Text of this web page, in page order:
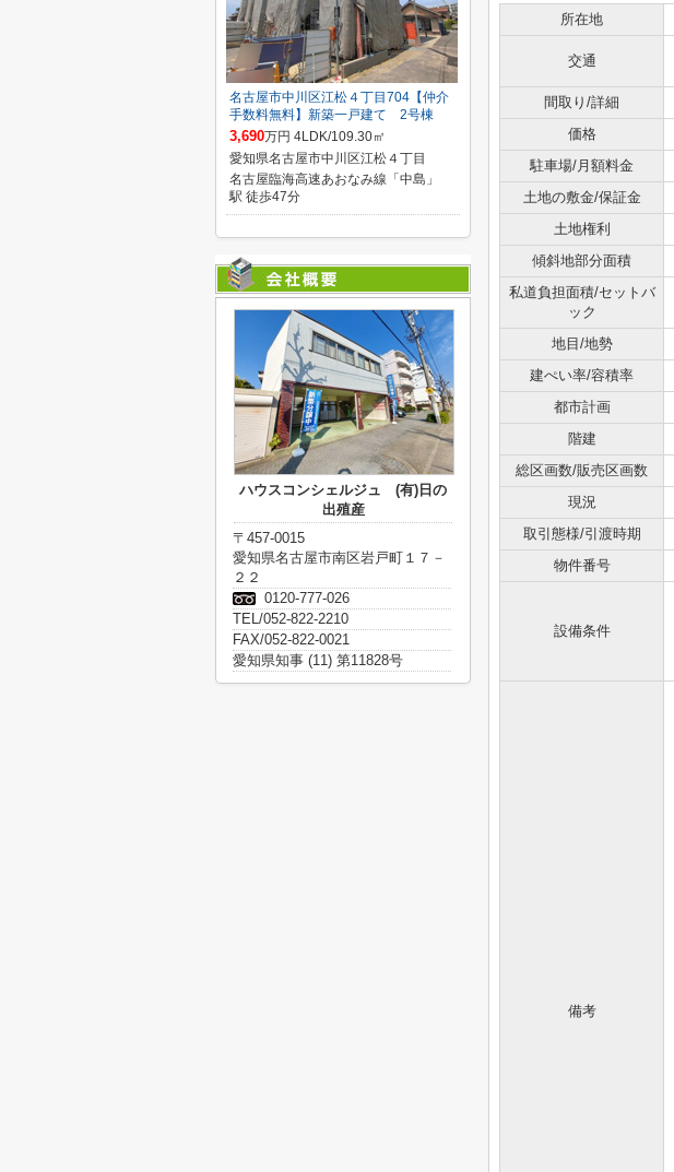
所在地
交通
間取り/詳細
価格
駐車場/月額料金
土地の敷金/保証金
土地権利
傾斜地部分面積
私道負担面積/セットバ
ック
地目/地勢
建ぺい率/容積率
都市計画
階建
総区画数/販売区画数
現況
取引態様/引渡時期
物件番号
設備条件
備考
名古屋市中川区江松４丁目704【仲介
手数料無料】新築一戸建て 2号棟
3,690万円 4LDK/109.30㎡
愛知県名古屋市中川区江松４丁目
名古屋臨海高速あおなみ線「中島」
駅 徒歩47分
ハウスコンシェルジュ (有)日の
出殖産
〒457-0015
愛知県名古屋市南区岩戸町１７－
２２
0120-777-026
TEL/052-822-2210
FAX/052-822-0021
愛知県知事 (11) 第11828号